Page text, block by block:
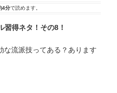
4分で読めます。
習得ネタ！その8！
な流派技ってある？あります